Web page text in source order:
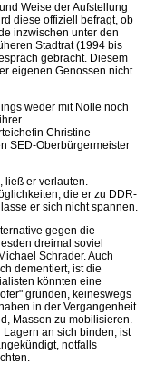
Weise der Aufstellung
diese offiziell befragt, ob
inzwischen unter den
Stadtrat (1994 bis
gebracht. Diesem
eigenen Genossen nicht
weder mit Nolle noch
Christine
SED-Oberbürgermeister
ließ er verlauten.
die er zu DDR-
er sich nicht spannen.
gegen die
dreimal soviel
Schrader. Auch
dementiert, ist die
könnten eine
gründen, keineswegs
in der Vergangenheit
Massen zu mobilisieren.
an sich binden, ist
notfalls